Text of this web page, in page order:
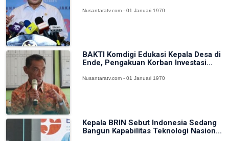
Nusantaratv.com - 01 Januari 1970
BAKTI Komdigi Edukasi Kepala Desa di
Ende, Pengakuan Korban Investasi...
Nusantaratv.com - 01 Januari 1970
Kepala BRIN Sebut Indonesia Sedang
Bangun Kapabilitas Teknologi Nasion...